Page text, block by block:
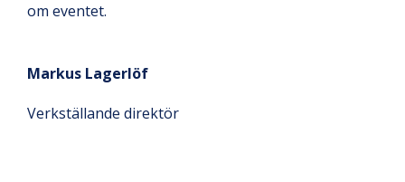
om eventet.
Markus Lagerlöf
Verkställande direktör